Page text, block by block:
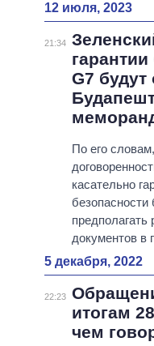
12 июля, 2023
21:34
гарантии
G7 будут
По его словам,
касательно
безопасности
предполагать
документов в
5 декабря, 2022
22:23
итогам
чем